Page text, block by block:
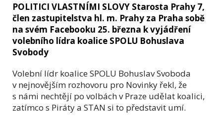
POLITICI VLASTNÍMI SLOVY Starosta Prahy 7,
člen zastupitelstva hl. m. Prahy za Praha sobě
na svém Facebooku 25. března k vyjádření
volebního lídra koalice SPOLU Bohuslava
Svobody
Volební lídr koalice SPOLU Bohuslav Svoboda
v nejnovějším rozhovoru pro Novinky řekl, že
s námi nechtějí po volbách v Praze udělat koalici,
zatímco s Piráty a STAN si to představit umí.